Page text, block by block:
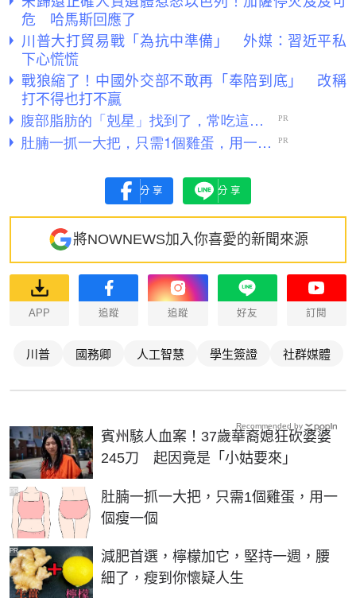
危 哈馬斯回應了
川普大打貿易戰「為抗中準備」 外媒：習近平私
下心慌慌
戰狼縮了！中國外交部不敢再「奉陪到底」 改稱
打不得也打不贏
分享 分享
將NOWNEWS加入你喜愛的新聞來源
APP 追蹤 追蹤 好友 訂閱
川普 國務卿 人工智慧 學生簽證 社群媒體
賓州駭人血案！37歲華裔媳狂砍婆婆
245刀 起因竟是「小姑要來」
肚腩一抓一大把，只需1個雞蛋，用一
個瘦一個
PR
減肥首選，檸檬加它，堅持一週，腰
細了，瘦到你懷疑人生
PR
Recommended by